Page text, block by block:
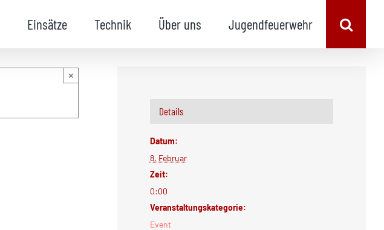
Einsätze Technik Über uns Jugendfeuerwehr
×
Details
Datum:
8. Februar
Zeit:
0:00
Veranstaltungskategorie:
Event